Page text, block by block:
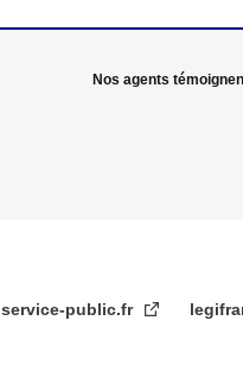
Nos agents
service-public.fr